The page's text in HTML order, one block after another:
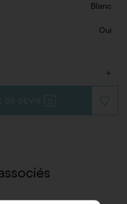
Blanc
Oui
+
DE DEVIS
À